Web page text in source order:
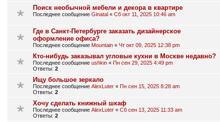
Поиск необычной мебели и декора в квартире
Последнее сообщение Ginatal « Сб окт 11, 2025 10:46 am
Где в Санкт-Петербурге заказать дизайнерское
оформление офиса?
Последнее сообщение Mountain « Чт окт 09, 2025 12:38 pm
Кто-нибудь заказывал угловые кухни в Москве недавно?
Последнее сообщение ushkin « Пн сен 29, 2025 4:49 pm
Ответы: 2
Ищу большое зеркало
Последнее сообщение AlexLuter « Пн сен 15, 2025 8:28 am
Ответы: 2
Хочу сделать книжный шкаф
Последнее сообщение AlexLuter « Сб сен 13, 2025 11:33 am
Ответы: 2